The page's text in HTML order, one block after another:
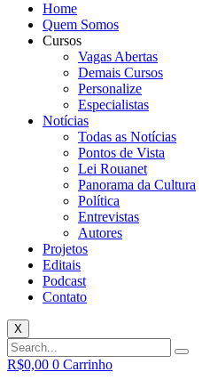
Home
Quem Somos
Cursos
Vagas Abertas
Demais Cursos
Personalize
Especialistas
Notícias
Todas as Notícias
Pontos de Vista
Lei Rouanet
Panorama da Cultura
Política
Entrevistas
Autores
Projetos
Editais
Podcast
Contato
X
R$0,00 0 Carrinho